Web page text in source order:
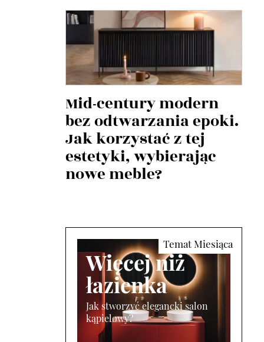
Mid-century modern
bez odtwarzania epoki.
Jak korzystać z tej
estetyki, wybierając
nowe meble?
Więcej niż
łazienka
Jak stworzyć elegancki salon
kąpielowy?